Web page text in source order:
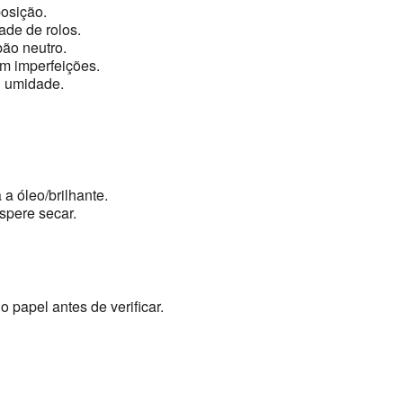
de rolos.
neutro.
imperfeições.
a óleo/brilhante.
secar.
papel antes de verificar.